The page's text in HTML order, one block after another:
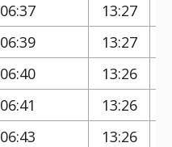
06:37 13:27
06:39 13:27
06:40 13:26
06:41 13:26
06:43 13:26